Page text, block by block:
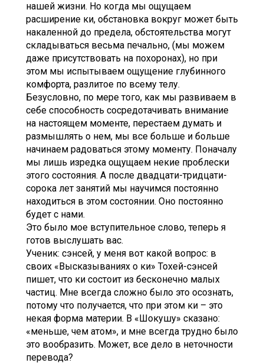
нашей жизни. Но когда мы ощущаем
расширение ки, обстановка вокруг может быть
накаленной до предела, обстоятельства могут
складываться весьма печально, (мы можем
даже присутствовать на похоронах), но при
этом мы испытываем ощущение глубинного
комфорта, разлитое по всему телу.
Безусловно, по мере того, как мы развиваем в
себе способность сосредотачивать внимание
на настоящем моменте, перестаем думать и
размышлять о нем, мы все больше и больше
начинаем радоваться этому моменту. Поначалу
мы лишь изредка ощущаем некие проблески
этого состояния. А после двадцати-тридцати-
сорока лет занятий мы научимся постоянно
находиться в этом состоянии. Оно постоянно
будет с нами.
Это было мое вступительное слово, теперь я
готов выслушать вас.
Ученик: сэнсей, у меня вот какой вопрос: в
своих «Высказываниях о ки» Тохей-сэнсей
пишет, что ки состоит из бесконечно малых
частиц. Мне всегда сложно было это осознать,
потому что получается, что при этом ки – это
некая форма материи. В «Шокушу» сказано:
«меньше, чем атом», и мне всегда трудно было
это вообразить. Может, все дело в неточности
перевода?